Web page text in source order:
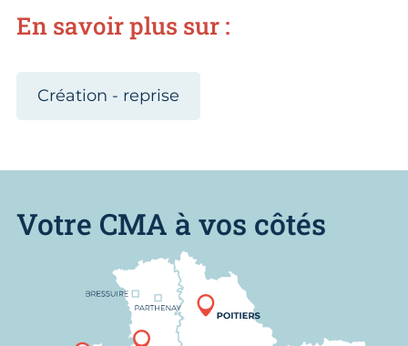
En savoir plus sur :
Création - reprise
Votre CMA à vos côtés